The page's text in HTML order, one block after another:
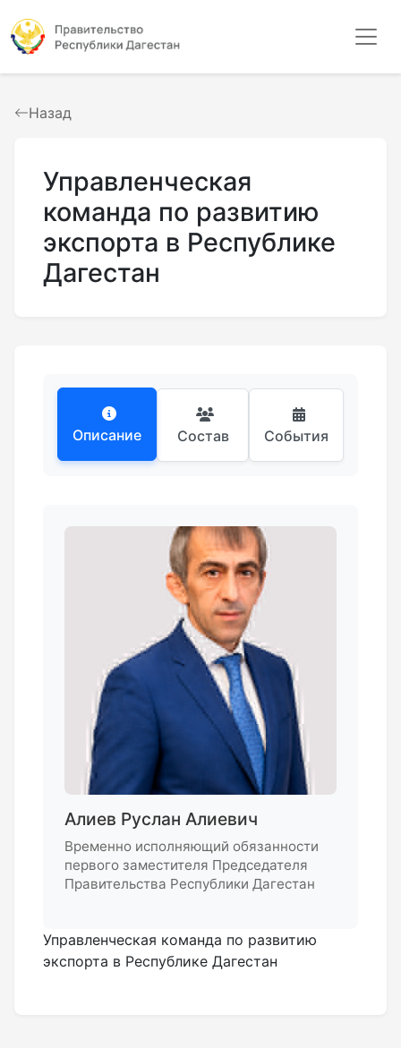
Назад
Управленческая
команда по развитию
экспорта в Республике
Дагестан
Описание Состав События
Алиев Руслан Алиевич
Временно исполняющий обязанности
первого заместителя Председателя
Правительства Республики Дагестан
Управленческая команда по развитию
экспорта в Республике Дагестан